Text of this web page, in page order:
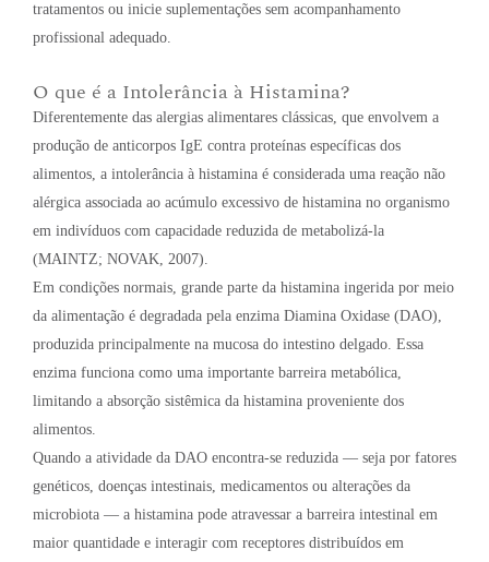
tratamentos ou inicie suplementações sem acompanhamento
profissional adequado.
O que é a Intolerância à Histamina?
Diferentemente das alergias alimentares clássicas, que envolvem a
produção de anticorpos IgE contra proteínas específicas dos
alimentos, a intolerância à histamina é considerada uma reação não
alérgica associada ao acúmulo excessivo de histamina no organismo
em indivíduos com capacidade reduzida de metabolizá-la
(MAINTZ; NOVAK, 2007).
Em condições normais, grande parte da histamina ingerida por meio
da alimentação é degradada pela enzima Diamina Oxidase (DAO),
produzida principalmente na mucosa do intestino delgado. Essa
enzima funciona como uma importante barreira metabólica,
limitando a absorção sistêmica da histamina proveniente dos
alimentos.
Quando a atividade da DAO encontra-se reduzida — seja por fatores
genéticos, doenças intestinais, medicamentos ou alterações da
microbiota — a histamina pode atravessar a barreira intestinal em
maior quantidade e interagir com receptores distribuídos em